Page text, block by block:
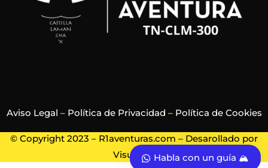
Aviso Legal – Política de Privacidad – Política de Cookies
© Copyright 2023 – R1aventuras.com – Desarollado por
VisualrecHabla con un guía 🏔️